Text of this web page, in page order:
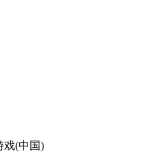
戏(中国)